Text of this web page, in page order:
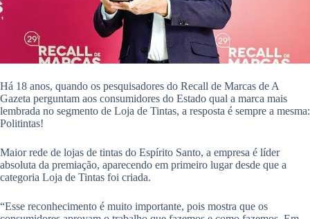
Há 18 anos, quando os pesquisadores do Recall de Marcas de A
Gazeta perguntam aos consumidores do Estado qual a marca mais
lembrada no segmento de Loja de Tintas, a resposta é sempre a mesma:
Politintas!
Maior rede de lojas de tintas do Espírito Santo, a empresa é líder
absoluta da premiação, aparecendo em primeiro lugar desde que a
categoria Loja de Tintas foi criada.
“Esse reconhecimento é muito importante, pois mostra que os